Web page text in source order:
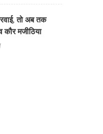
तो अब तक
कौर मजीठिया